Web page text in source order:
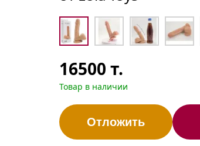
16500 т.
Товар в наличии
Отложить